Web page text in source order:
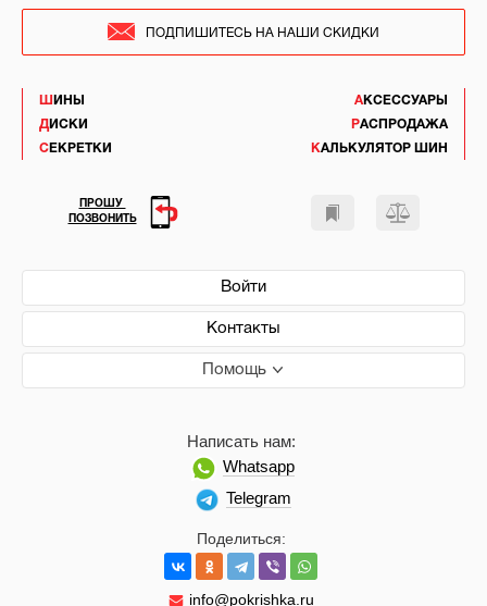
ШИНЫ
ДИСКИ
СЕКРЕТКИ
АКСЕССУАРЫ
РАСПРОДАЖА
КАЛЬКУЛЯТОР ШИН
Войти
Контакты
Помощь
Поделиться:
info@pokrishka.ru
Написать нам:
Whatsapp
Telegram
ПОДПИШИТЕСЬ НА НАШИ СКИДКИ
ПРОШУ
ПОЗВОНИТЬ